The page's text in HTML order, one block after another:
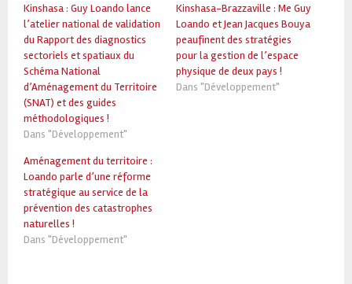
Kinshasa : Guy Loando lance
l’atelier national de validation
du Rapport des diagnostics
sectoriels et spatiaux du
Schéma National
d’Aménagement du Territoire
(SNAT) et des guides
méthodologiques !
Dans "Développement"
Kinshasa-Brazzaville : Me Guy
Loando et Jean Jacques Bouya
peaufinent des stratégies
pour la gestion de l’espace
physique de deux pays !
Dans "Développement"
Aménagement du territoire :
Loando parle d’une réforme
stratégique au service de la
prévention des catastrophes
naturelles !
Dans "Développement"